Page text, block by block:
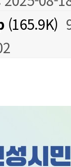
(165.9K)